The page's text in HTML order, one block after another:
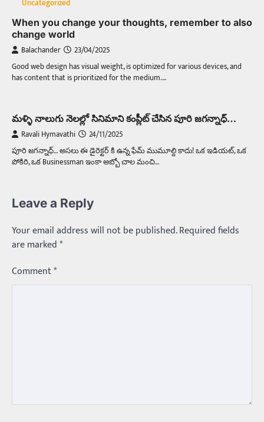
Uncategorized
When you change your thoughts, remember to also
change world
Balachander 23/04/2025
Good web design has visual weight, is optimized for various devices, and
has content that is prioritized for the medium.…
మళ్ళి నాలుగు నెలల్లో సినిమాని కంప్లీట్ చేసిన పూరి జగన్నాధ్…
Ravali Hymavathi 24/11/2025
పూరి జగన్నాధ్… అసలు ఈ డైరెక్టర్ కి ఉన్న ఫేమ్ ముమూల్ది కాదు! ఒక ఇడియట్, ఒక
పోకిరి, ఒక Businessman ఇంకా అబ్బో చాల మంచి…
Leave a Reply
Your email address will not be published.Required fields
are marked*
Comment*